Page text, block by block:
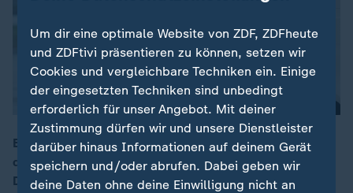
00:13
Bundesinnenminister Dobrindt will die Kontrollen zu
den Nachbarstaaten um ein halbes Jahr verlängern.
Die EU-Kommission muss noch zustimmen.
Um dir eine optimale Website von ZDF, ZDFheute
und ZDFtivi präsentieren zu können, setzen wir
Cookies und vergleichbare Techniken ein. Einige
der eingesetzten Techniken sind unbedingt
erforderlich für unser Angebot. Mit deiner
Zustimmung dürfen wir und unsere Dienstleister
darüber hinaus Informationen auf deinem Gerät
speichern und/oder abrufen. Dabei geben wir
deine Daten ohne deine Einwilligung nicht an